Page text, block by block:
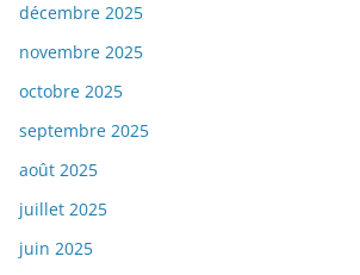
décembre 2025
novembre 2025
octobre 2025
septembre 2025
août 2025
juillet 2025
juin 2025